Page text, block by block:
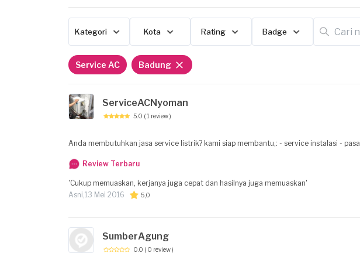
Kategori Kota Rating Badge
Service AC Badung
ServiceACNyoman
5.0 ( 1 review )
Anda membutuhkan jasa service listrik? kami siap membantu,: - service instalasi -
Review Terbaru
'Cukup memuaskan, kerjanya juga cepat dan hasilnya juga memuaskan'
Asni,13 Mei 2016 5,0
SumberAgung
0.0 ( 0 review )